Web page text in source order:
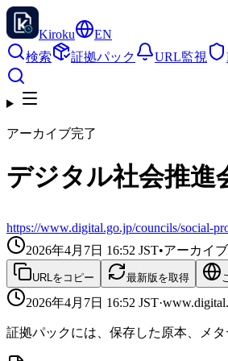
Kiroku
EN
検索
証拠パック URL監視
アーカイブ完了
デジタル社会推進
https://www.digital.go.jp/councils/social-
2026年4月7日 16:52 JST•アーカイ
URLをコピー 最新版を取得
2026年4月7日 16:52 JST·
証拠パックには、保存した原本、メ